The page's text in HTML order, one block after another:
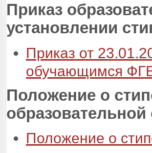
Приказ
установлении
Приказ от
обучающимся
Положение о
образовательной
Положение о